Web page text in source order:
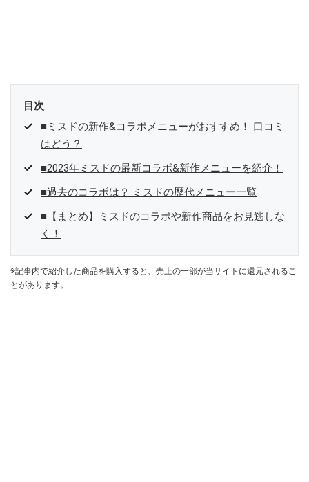
目次
■ミスドの新作&コラボメニューがおすすめ！ 口コミ
はどう？
■2023年ミスドの最新コラボ&新作メニューを紹介！
■過去のコラボは？ ミスドの歴代メニュー一覧
■【まとめ】ミスドのコラボや新作商品をお見逃しな
く！
※記事内で紹介した商品を購入すると、売上の一部が当サイトに還元されるこ
とがあります。